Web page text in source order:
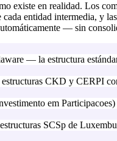
existe en realidad. Los
entidad intermedia, y
— sin
— la estructura
CKD y CERPI
em
SCSp de